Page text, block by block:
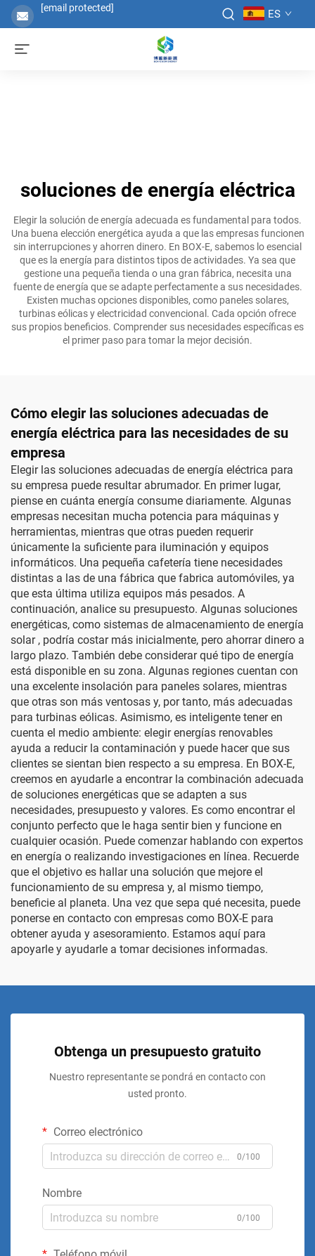
[email protected] ES
soluciones de energía eléctrica
Elegir la solución de energía adecuada es fundamental para todos.
Una buena elección energética ayuda a que las empresas funcionen
sin interrupciones y ahorren dinero. En BOX-E, sabemos lo esencial
que es la energía para distintos tipos de actividades. Ya sea que
gestione una pequeña tienda o una gran fábrica, necesita una
fuente de energía que se adapte perfectamente a sus necesidades.
Existen muchas opciones disponibles, como paneles solares,
turbinas eólicas y electricidad convencional. Cada opción ofrece
sus propios beneficios. Comprender sus necesidades específicas es
el primer paso para tomar la mejor decisión.
Cómo elegir las soluciones adecuadas de
energía eléctrica para las necesidades de su
empresa
Elegir las soluciones adecuadas de energía eléctrica para
su empresa puede resultar abrumador. En primer lugar,
piense en cuánta energía consume diariamente. Algunas
empresas necesitan mucha potencia para máquinas y
herramientas, mientras que otras pueden requerir
únicamente la suficiente para iluminación y equipos
informáticos. Una pequeña cafetería tiene necesidades
distintas a las de una fábrica que fabrica automóviles, ya
que esta última utiliza equipos más pesados. A
continuación, analice su presupuesto. Algunas soluciones
energéticas, como sistemas de almacenamiento de energía
solar , podría costar más inicialmente, pero ahorrar dinero a
largo plazo. También debe considerar qué tipo de energía
está disponible en su zona. Algunas regiones cuentan con
una excelente insolación para paneles solares, mientras
que otras son más ventosas y, por tanto, más adecuadas
para turbinas eólicas. Asimismo, es inteligente tener en
cuenta el medio ambiente: elegir energías renovables
ayuda a reducir la contaminación y puede hacer que sus
clientes se sientan bien respecto a su empresa. En BOX-E,
creemos en ayudarle a encontrar la combinación adecuada
de soluciones energéticas que se adapten a sus
necesidades, presupuesto y valores. Es como encontrar el
conjunto perfecto que le haga sentir bien y funcione en
cualquier ocasión. Puede comenzar hablando con expertos
en energía o realizando investigaciones en línea. Recuerde
que el objetivo es hallar una solución que mejore el
funcionamiento de su empresa y, al mismo tiempo,
beneficie al planeta. Una vez que sepa qué necesita, puede
ponerse en contacto con empresas como BOX-E para
obtener ayuda y asesoramiento. Estamos aquí para
apoyarle y ayudarle a tomar decisiones informadas.
Obtenga un presupuesto gratuito
Nuestro representante se pondrá en contacto con
usted pronto.
Correo electrónico
0/100
Nombre
0/100